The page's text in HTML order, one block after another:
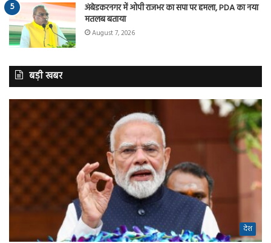
अंबेडकरनगर में ओपी राजभर का सपा पर हमला, PDA का नया
मतलब बताया
August 7, 2026
बड़ी खबर
देश